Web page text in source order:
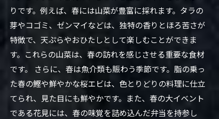
りです。例えば、春には山菜が豊富に採れます。タラの
芽やコゴミ、ゼンマイなどは、独特の香りとほろ苦さが
特徴で、天ぷらやおひたしとして楽しむことができま
す。これらの山菜は、春の訪れを感じさせる重要な食材
です。 さらに、春は魚介類も賑わう季節です。脂の乗っ
た春の鰹や鮮やかな桜エビは、色とりどりの料理に仕立
てられ、見た目にも鮮やかです。また、春の大イベント
である花見には、春の味覚を詰め込んだ弁当を持参し